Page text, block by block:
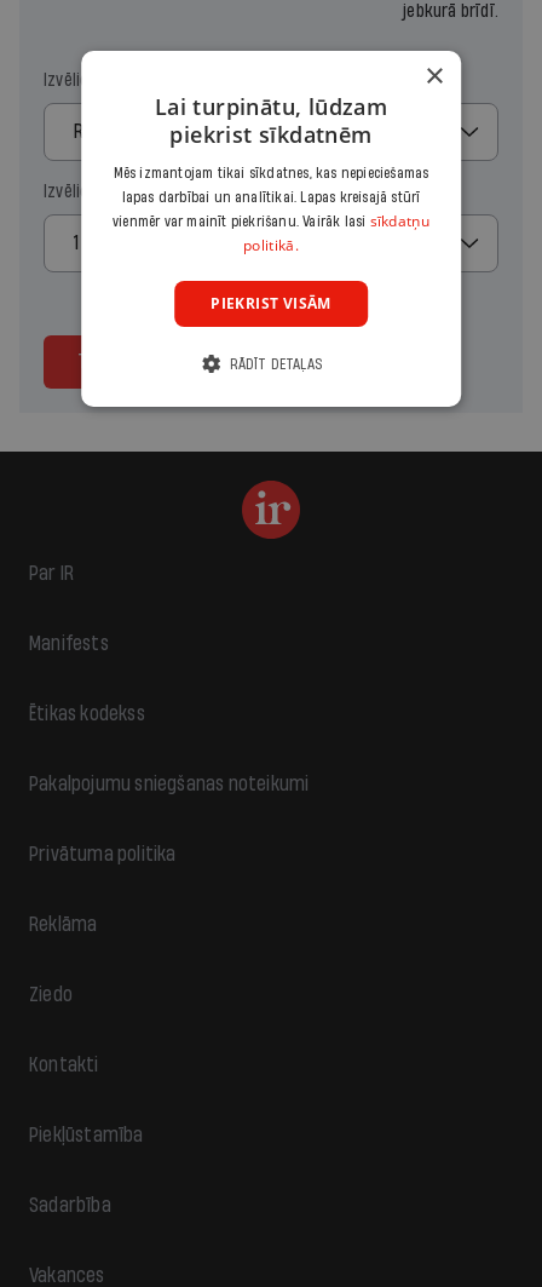
jebkurā brīdī.
Izvēlies maksājumu
Regulārais
Izvēlies periodu
1 mēnesis
Turpināt
Par IR
Manifests
Ētikas kodekss
Pakalpojumu sniegšanas noteikumi
Privātuma politika
Reklāma
Ziedo
Kontakti
Piekļūstamība
Sadarbība
Vakances
×
Lai turpinātu, lūdzam
piekrist sīkdatnēm
Mēs izmantojam tikai sīkdatnes, kas nepieciešamas
lapas darbībai un analītikai. Lapas kreisajā stūrī
vienmēr var mainīt piekrišanu. Vairāk lasi sīkdatņu
politikā.
PIEKRIST VISĀM
RĀDĪT DETAĻAS